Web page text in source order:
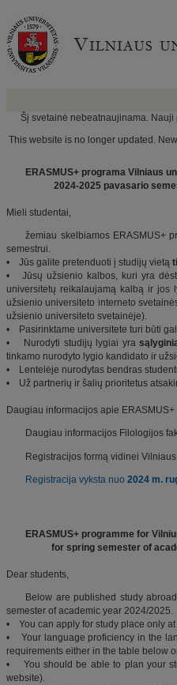
Šį svetainė nebeatnaujinama.
This website is no longer updated.
ERASMUS+ programa Vilniaus
2024-2025 pavasario
Mieli studentai,
žemiau skelbiamos ERASMUS+
semestrui.
• Jūs galite pretenduoti į studijų vietą
• Jūsų užsienio kalbos, kuri yra
universitetų reikalaujamą kalbą ir jos
užsienio universiteto interneto
užsienio universiteto svetainėje).
• Pasirinktame universitete turi būti
• Nurodyti studijų lygiai yra
tinkamo nurodyto lygio kandidato ir
• Lentelėje nurodytas bendras
• Už partnerių ir šalių prioritetus
Daugiau informacijos apie
Daugiau informacijos Filologijos
Registracijos formą vidinei
Registracija vyksta nuo2024 m.
ERASMUS+ programme for
for spring semester of
Dear students,
Below are published study
semester of academic year 2024/2025.
• You can apply for study place only
• Your language proficiency in the
requirements either in the table below
• You should be able to plan your
website).